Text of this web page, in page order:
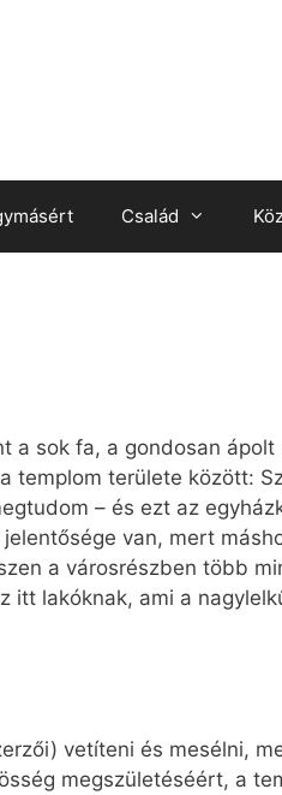
Család
sok fa, a gondosan
templom területe között:
– és ezt az
van, mert
a városrészben több
lakóknak, ami a
vetíteni és mesélni,
megszületéséért, a